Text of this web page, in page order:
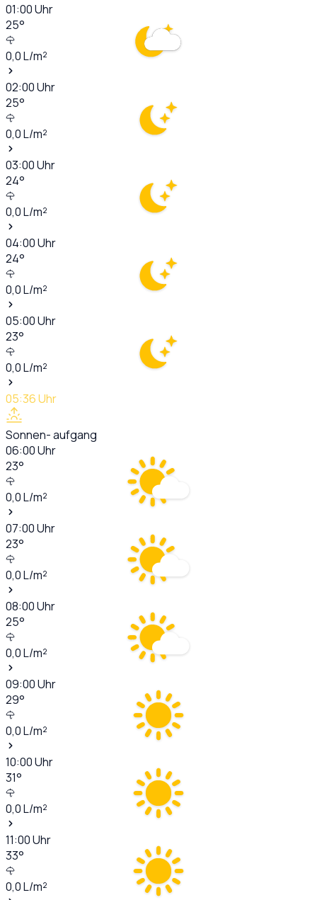
01:00Uhr
25°
0,0L/m²
02:00Uhr
25°
0,0L/m²
03:00Uhr
24°
0,0L/m²
04:00Uhr
24°
0,0L/m²
05:00Uhr
23°
0,0L/m²
05:36Uhr
Sonnen- aufgang
06:00Uhr
23°
0,0L/m²
07:00Uhr
23°
0,0L/m²
08:00Uhr
25°
0,0L/m²
09:00Uhr
29°
0,0L/m²
10:00Uhr
31°
0,0L/m²
11:00Uhr
33°
0,0L/m²